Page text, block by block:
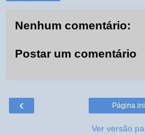
Nenhum comentário:
Postar um comentário
‹ Página
Ver versão